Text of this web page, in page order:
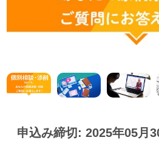
申込み締切: 2025年05月